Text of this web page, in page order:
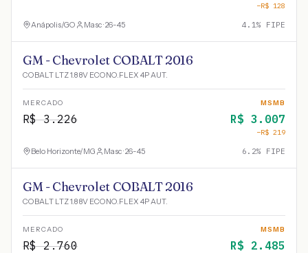
−R$ 128
Anápolis/GO Masc · 26-45 4.1% FIPE
GM - Chevrolet COBALT 2016
COBALT LTZ 1.8 8V ECONO.FLEX 4P AUT.
MERCADO
R$3.226
MSMB
R$ 3.007
−R$ 219
Belo Horizonte/MG Masc · 26-45 6.2% FIPE
GM - Chevrolet COBALT 2016
COBALT LTZ 1.8 8V ECONO.FLEX 4P AUT.
MERCADO
R$2.760
MSMB
R$ 2.485